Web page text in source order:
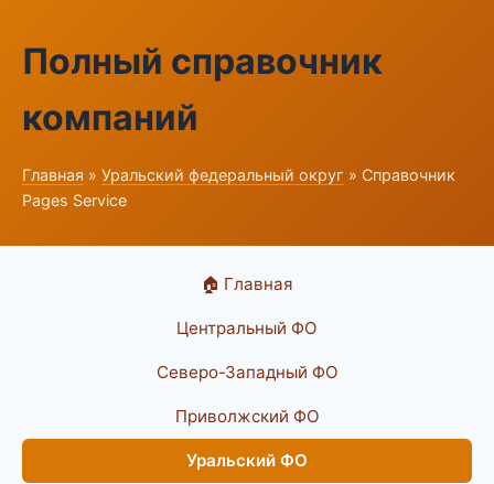
Полный справочник
компаний
Главная » Уральский федеральный округ » Справочник
Pages Service
🏠 Главная
Центральный ФО
Северо-Западный ФО
Приволжский ФО
Уральский ФО